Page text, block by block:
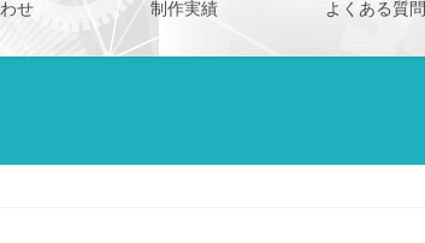
せ 制作実績 よくある質問